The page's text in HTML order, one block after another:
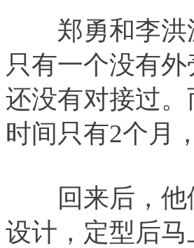
郑勇和李洪波
只有一个没有
还没有对接过。
时间只有2个月
回来后，他们
设计，定型后